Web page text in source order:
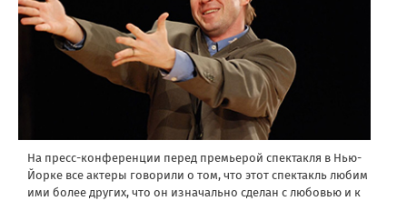
На пресс-конференции перед премьерой спектакля в Нью-
Йорке все актеры говорили о том, что этот спектакль любим
ими более других, что он изначально сделан с любовью и к